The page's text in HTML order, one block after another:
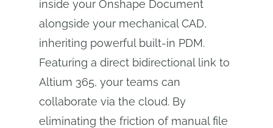
inside your Onshape Document
alongside your mechanical CAD,
inheriting powerful built-in PDM.
Featuring a direct bidirectional link to
Altium 365, your teams can
collaborate via the cloud. By
eliminating the friction of manual file